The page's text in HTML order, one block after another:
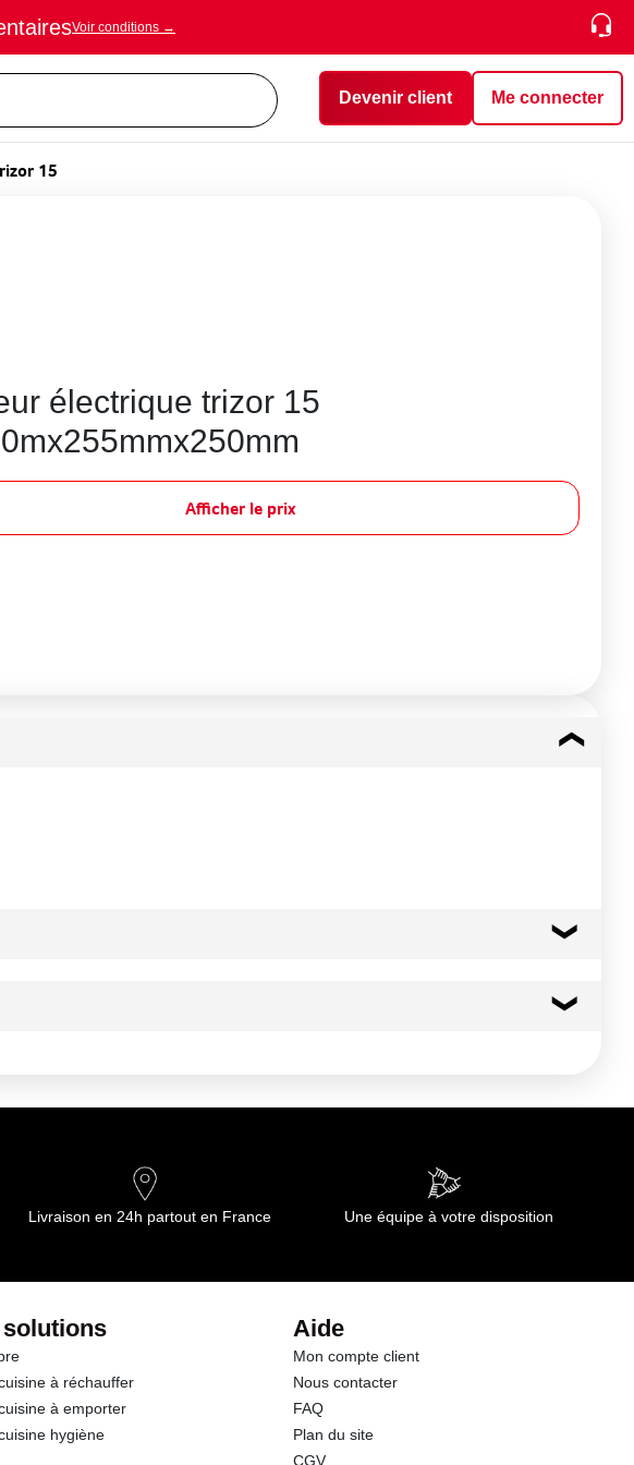
Voir conditions →
Devenir client Me connecter
15
électrique trizor 15
Afficher le prix
Livraison en 24h partout en France Une équipe à votre disposition
solutions
à réchauffer
à emporter
hygiène
Aide
Mon compte client
Nous contacter
FAQ
Plan du site
CGV